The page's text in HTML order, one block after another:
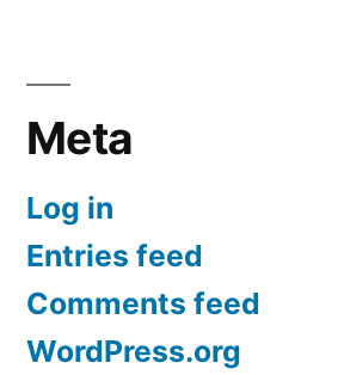
Meta
Log in
Entries feed
Comments feed
WordPress.org